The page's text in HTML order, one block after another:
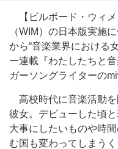
【ビルボード・ウィメ
（WIM）の日本版実施
から“音楽業界における
ー連載『わたしたちと
ガーソングライターの
高校時代に音楽活動を
彼女。デビューした頃
大事にしたいものや時
む国も変わってしまう